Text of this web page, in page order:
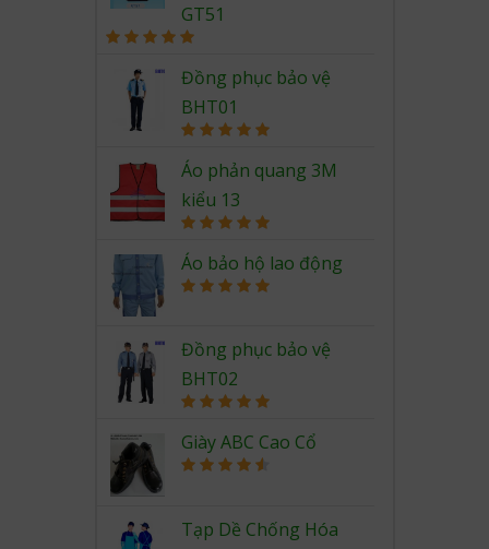
GT51
out of 5
Đồng phục bảo vệ
BHT01
out of 5
Áo phản quang 3M
kiểu 13
out of 5
Áo bảo hộ lao động
Đồng phục bảo vệ
BHT02
out of 5
Giày ABC Cao Cổ
Tạp Dề Chống Hóa